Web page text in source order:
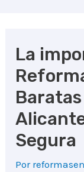
La
Segura
Por